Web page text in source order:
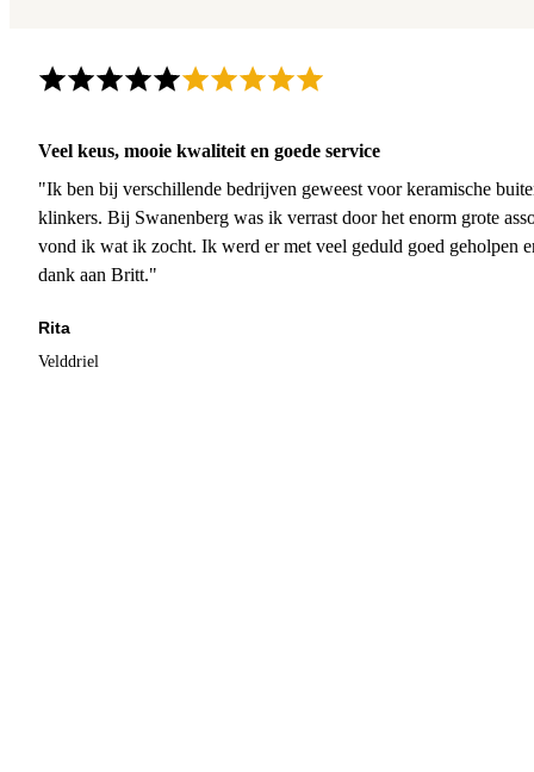
Veel keus, mooie kwaliteit en goede service
"Ik ben bij verschillende bedrijven geweest voor keramische
klinkers. Bij Swanenberg was ik verrast door het enorm grote
vond ik wat ik zocht. Ik werd er met veel geduld goed geholpen
dank aan Britt."
Rita
Velddriel